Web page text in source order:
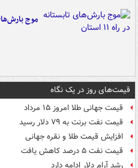
موج بارش‌های
قیمت‌های روز در یک نگاه
قیمت جهانی طلا امروز ۱۵ مرداد
قیمت نفت برنت به ۷۹ دلار رسید
افزایش قیمت طلا و نقره جهانی
قیمت نفت ۵ درصد کاهش یافت
رشد آرام دلار ادامه دارد